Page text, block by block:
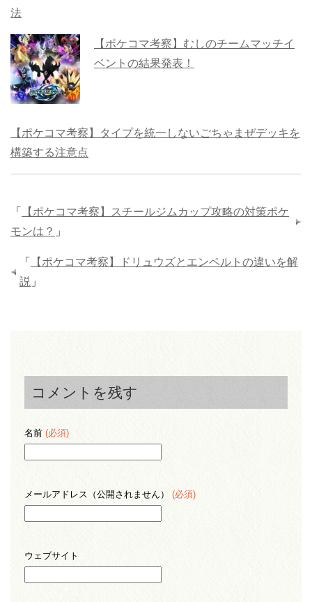
法
【ポケコマ考察】むしのチームマッチイ
ベントの結果発表！
【ポケコマ考察】タイプを統一しないごちゃまぜデッキを
構築する注意点
「
【ポケコマ考察】スチールジムカップ攻略の対策ポケ
モンは？ 」
「
【ポケコマ考察】ドリュウズとエンペルトの違いを解
説 」
コメントを残す
名前 (必須)
メールアドレス（公開されません） (必須)
ウェブサイト